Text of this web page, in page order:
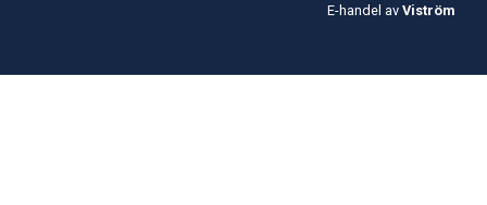
E-handel av Viström